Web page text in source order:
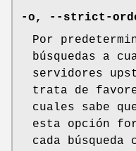
-o, --strict-
Por
búsquedas a
servidores
trata de
cuales sabe
esta opción
cada